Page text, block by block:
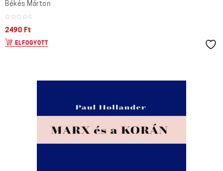
Békés Márton
2490 Ft
ELFOGYOTT